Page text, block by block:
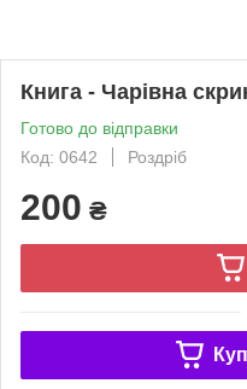
Книга - Чарівна
Готово до відправки
Код: 0642
Роздріб
200 ₴